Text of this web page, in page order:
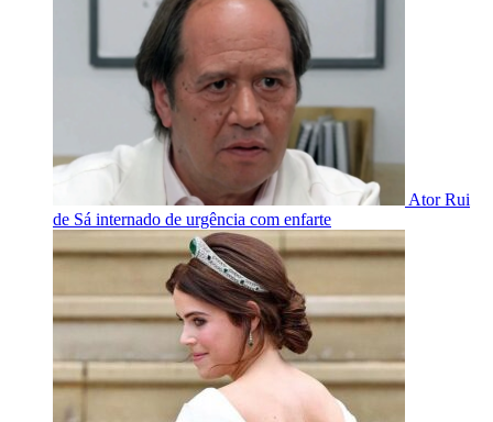
Ator Rui
de Sá internado de urgência com enfarte